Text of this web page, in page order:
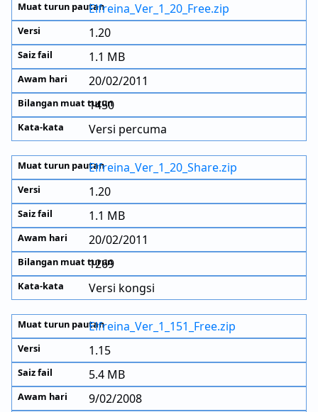
Elfreina_Ver_1_20_Free.zip
1.20
1.1 MB
20/02/2011
1450
Versi percuma
Elfreina_Ver_1_20_Share.zip
1.20
1.1 MB
20/02/2011
1269
Versi kongsi
Elfreina_Ver_1_151_Free.zip
1.15
5.4 MB
9/02/2008